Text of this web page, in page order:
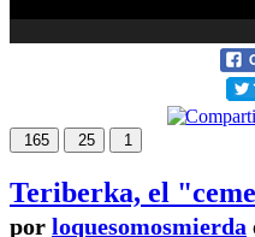
165 25 1
Teriberka, el
por loquesomosmierda